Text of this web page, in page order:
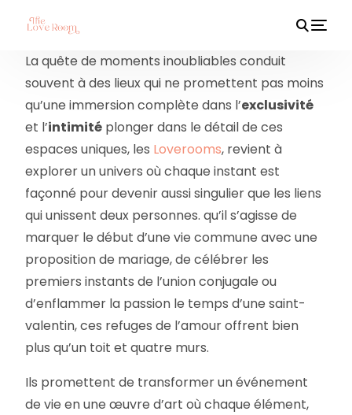
La quête de moments inoubliables conduit
souvent à des lieux qui ne promettent pas moins
qu’une immersion complète dans l’exclusivité
et l’intimité plonger dans le détail de ces
espaces uniques, les Loverooms, revient à
explorer un univers où chaque instant est
façonné pour devenir aussi singulier que les liens
qui unissent deux personnes. qu’il s’agisse de
marquer le début d’une vie commune avec une
proposition de mariage, de célébrer les
premiers instants de l’union conjugale ou
d’enflammer la passion le temps d’une saint-
valentin, ces refuges de l’amour offrent bien
plus qu’un toit et quatre murs.
Ils promettent de transformer un événement
de vie en une œuvre d’art où chaque élément,